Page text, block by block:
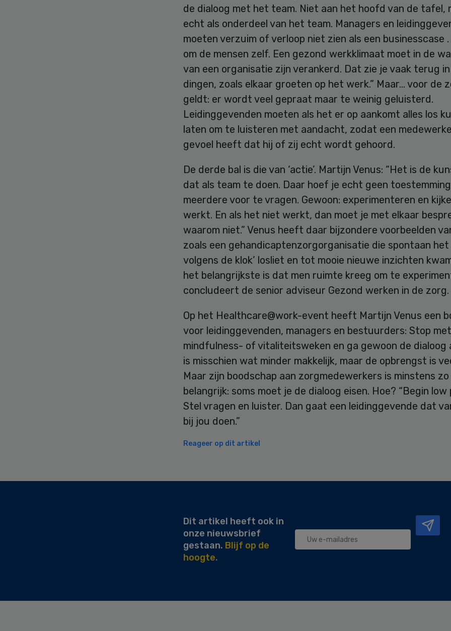
de dialoog met het team. Niet aan het hoofd van de tafel,
echt als onderdeel van het team. Managers en
moeten verzuim of verloop niet zien als een businesscase
om de mensen zelf. Een gezond werkklimaat moet in de
van een organisatie zijn verankerd. Dat zie je vaak terug
dingen, zoals elkaar groeten op het werk.” Maar… voor de
geldt: er wordt veel gepraat maar te weinig geluisterd.
Leidinggevenden moeten als het er op aankomt alles los
laten om te luisteren met aandacht, zodat een
gevoel heeft dat hij of zij echt wordt gehoord.
De derde bal is die van ‘actie’. Martijn Venus: “Het is de
dat als team te doen. Daar hoef je echt geen
meerdere voor te vragen. Gewoon: experimenteren en
werkt. En als het niet werkt, dan moet je met elkaar
waarom niet.” Venus heeft daar bijzondere voorbeelden
zoals een gehandicaptenzorgorganisatie die spontaan het
volgens de klok’ losliet en tot mooie nieuwe inzichten
het belangrijkste is dat men ruimte kreeg om te
concludeert de senior adviseur Gezond werken in de zorg.
Op het Healthcare@work-event heeft Martijn Venus een
voor leidinggevenden, managers en bestuurders: Stop met
mindfulness- of vitaliteitsweken en ga gewoon de dialoog
is misschien wat minder makkelijk, maar de opbrengst is
Maar zijn boodschap aan zorgmedewerkers is minstens zo
belangrijk: soms moet je de dialoog eisen. Hoe? “Begin low
Stel vragen en luister. Dan gaat een leidinggevende dat
bij jou doen.”
Reageer op dit artikel
Secondary
Dit artikel heeft ook in
onze nieuwsbrief
gestaan. Blijf op de
hoogte.